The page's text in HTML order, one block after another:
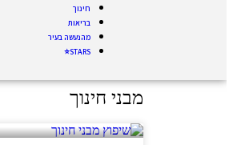
חינוך
בריאות
מהנעשה בעיר
STARS⭐
מבני חינוך